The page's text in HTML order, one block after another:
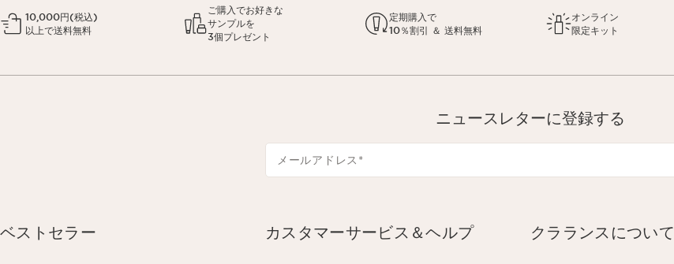
10,000円(税込)
以上で送料無料
ご購入でお好きな
サンプルを
3個プレゼント
定期購入で
10％割引 ＆ 送料無料
オンライン
限定キット
ニュースレターに登録する
メールアドレス *
ベストセラー カスタマーサービス＆ヘルプ クラランスについて